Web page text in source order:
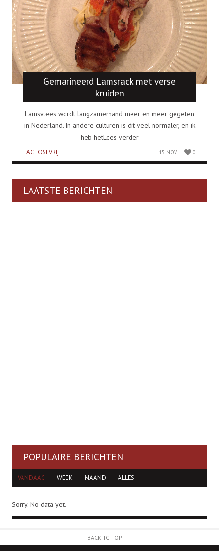
Gemarineerd Lamsrack met verse
kruiden
Lamsvlees wordt langzamerhand meer en meer gegeten
in Nederland. In andere culturen is dit veel normaler, en ik
heb hetLees verder
LACTOSEVRIJ 15 NOV 0
LAATSTE BERICHTEN
POPULAIRE BERICHTEN
VANDAAG WEEK MAAND ALLES
Sorry. No data yet.
BACK TO TOP